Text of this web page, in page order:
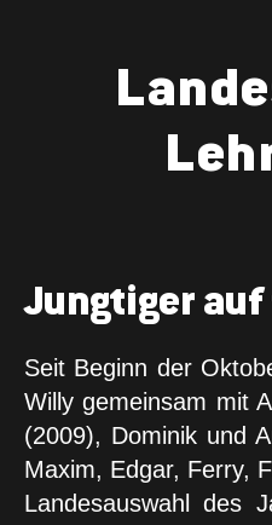
Jungtiger
Seit Beginn der
Willy gemeinsam mit
(2009), Dominik und
Maxim, Edgar, Ferry,
Landesauswahl des